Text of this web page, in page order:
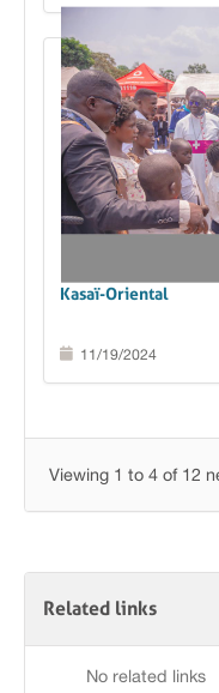
Kasaï-Oriental
11/19/2024
Viewing 1 to 4 of 12
Related links
No related links